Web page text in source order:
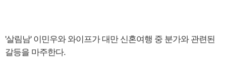
'살림남' 이민우와 와이프가 대만 신혼여행 중 분가와 관련된
갈등을 마주한다.